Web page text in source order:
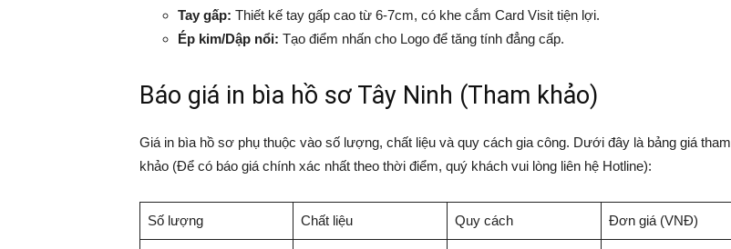
Tay gấp: Thiết kế tay gấp cao từ 6-7cm, có khe cắm Card Visit tiện lợi.
Ép kim/Dập nổi: Tạo điểm nhấn cho Logo để tăng tính đẳng cấp.
Báo giá in bìa hồ sơ Tây Ninh (Tham khảo)
Giá in bìa hồ sơ phụ thuộc vào số lượng, chất liệu và quy cách gia công. Dưới đây là bảng giá tham
khảo (Để có báo giá chính xác nhất theo thời điểm, quý khách vui lòng liên hệ Hotline):
Số lượng Chất liệu Quy cách Đơn giá (VNĐ)